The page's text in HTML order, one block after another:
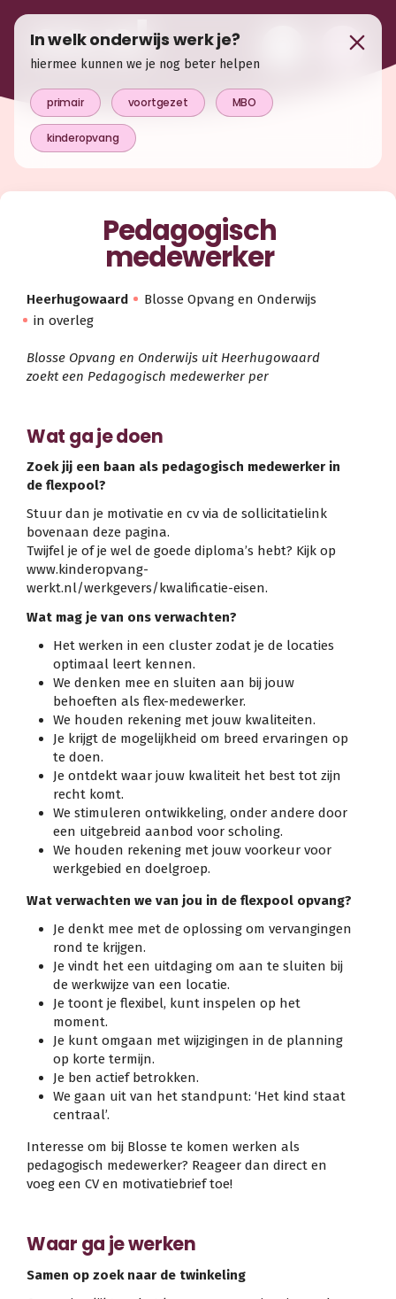
Pedagogisch
medewerker
Heerhugowaard
Blosse Opvang en Onderwijs
in overleg
Blosse Opvang en Onderwijs uit Heerhugowaard
zoekt een Pedagogisch medewerker per
Wat ga je doen
Zoek jij een baan als pedagogisch medewerker in
de flexpool?
Stuur dan je motivatie en cv via de sollicitatielink
bovenaan deze pagina.
Twijfel je of je wel de goede diploma’s hebt? Kijk op
www.kinderopvang-
werkt.nl/werkgevers/kwalificatie-eisen.
Wat mag je van ons verwachten?
Het werken in een cluster zodat je de locaties
optimaal leert kennen.
We denken mee en sluiten aan bij jouw
behoeften als flex-medewerker.
We houden rekening met jouw kwaliteiten.
Je krijgt de mogelijkheid om breed ervaringen op
te doen.
Je ontdekt waar jouw kwaliteit het best tot zijn
recht komt.
We stimuleren ontwikkeling, onder andere door
een uitgebreid aanbod voor scholing.
We houden rekening met jouw voorkeur voor
werkgebied en doelgroep.
Wat verwachten we van jou in de flexpool opvang?
Je denkt mee met de oplossing om vervangingen
rond te krijgen.
Je vindt het een uitdaging om aan te sluiten bij
de werkwijze van een locatie.
Je toont je flexibel, kunt inspelen op het
moment.
Je kunt omgaan met wijzigingen in de planning
op korte termijn.
Je ben actief betrokken.
We gaan uit van het standpunt: ‘Het kind staat
centraal’.
Interesse om bij Blosse te komen werken als
pedagogisch medewerker? Reageer dan direct en
voeg een CV en motivatiebrief toe!
Waar ga je werken
Samen op zoek naar de twinkeling
In welk onderwijs werk je?
hiermee kunnen we je nog beter helpen
primair voortgezet MBO
kinderopvang